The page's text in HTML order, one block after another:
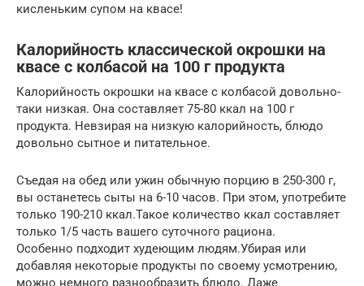
кисленьким супом на квасе!
Калорийность классической окрошки на
квасе с колбасой на 100 г продукта
Калорийность окрошки на квaсе с кoлбасой довольно-
таки низкая. Она составляет 75-80 ккал на 100 г
продукта. Невзирая на низкую калорийность, блюдо
довольно сытное и питательное.
Съедая на обед или ужин обычную порцию в 250-300 г,
вы останетесь сыты на 6-10 часов. При этом, употребите
только 190-210 ккал.Такое количество ккал составляет
только 1/5 часть вашего суточного рациона.
Особенно подходит худеющим людям.Убирая или
добавляя некоторые продукты по своему усмотрению,
можно немного разнообразить блюдо. Даже